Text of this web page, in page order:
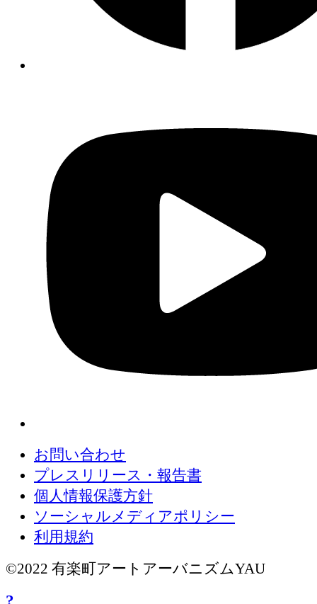
お問い合わせ
プレスリリース・報告書
個人情報保護方針
ソーシャルメディアポリシー
利用規約
©2022 有楽町アートアーバニズムYAU